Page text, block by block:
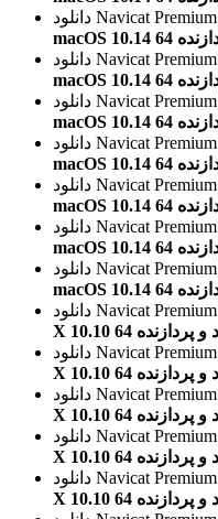
دانلود Navicat Premium
دانلود Navicat Premium
دانلود Navicat Premium
دانلود Navicat Premium
دانلود Navicat Premium
دانلود Navicat Premium
دانلود Navicat Premium
دانلود Navicat Premium
دانلود Navicat Premium
دانلود Navicat Premium
دانلود Navicat Premium
دانلود Navicat Premium